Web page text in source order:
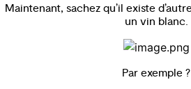
Maintenant, sachez qu’il existe
un vin blanc.
Par exemple ?